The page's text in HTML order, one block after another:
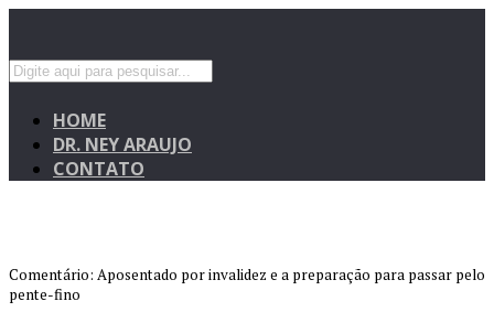
HOME
DR. NEY ARAUJO
CONTATO
Comentário: Aposentado por invalidez e a preparação para passar pelo
pente-fino